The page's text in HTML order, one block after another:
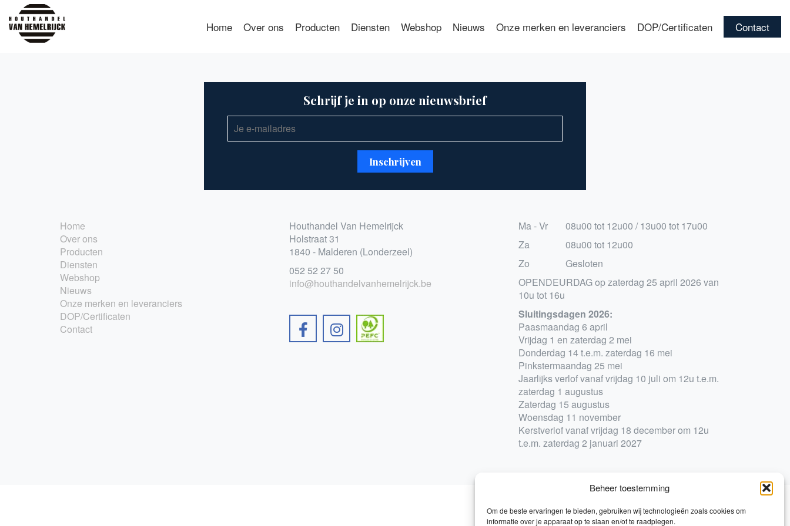
Beheer toestemming
Om de beste ervaringen te bieden, gebruiken wij technologieën zoals cookies om
informatie over je apparaat op te slaan en/of te raadplegen.
Home Over ons Producten Diensten Webshop Nieuws Onze merken en leveranciers DOP/Certificaten Contact
Schrijf je in op onze nieuwsbrief
Home
Over ons
Producten
Diensten
Webshop
Nieuws
Onze merken en leveranciers
DOP/Certificaten
Contact
Houthandel Van Hemelrijck
Holstraat 31
1840 - Malderen (Londerzeel)
052 52 27 50
info@houthandelvanhemelrijck.be
Ma - Vr
08u00 tot 12u00 / 13u00 tot 17u00
Za
08u00 tot 12u00
Zo
Gesloten
OPENDEURDAG op zaterdag 25 april 2026 van
10u tot 16u
Sluitingsdagen 2026:
Paasmaandag 6 april
Vrijdag 1 en zaterdag 2 mei
Donderdag 14 t.e.m. zaterdag 16 mei
Pinkstermaandag 25 mei
Jaarlijks verlof vanaf vrijdag 10 juli om 12u t.e.m.
zaterdag 1 augustus
Zaterdag 15 augustus
Woensdag 11 november
Kerstverlof vanaf vrijdag 18 december om 12u
t.e.m. zaterdag 2 januari 2027
0